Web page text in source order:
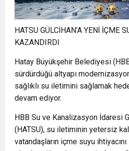
HATSU GÜLCİHAN’A YENİ İÇME
KAZANDIRDI
Hatay Büyükşehir Belediyesi
sürdürdüğü altyapı
sağlıklı su iletimini sağlamak
devam ediyor.
HBB Su ve Kanalizasyon İdaresi
(HATSU), su iletiminin yetersiz
vatandaşların içme suyu